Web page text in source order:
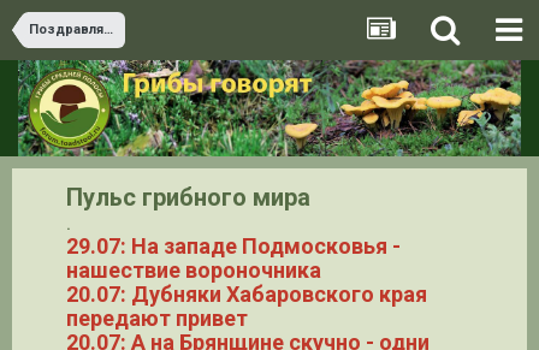
Поздравлялки
Пульс грибного мира
.
29.07: На западе Подмосковья -
нашествие вороночника
20.07: Дубняки Хабаровского края
передают привет
20.07: А на Брянщине скучно - одни